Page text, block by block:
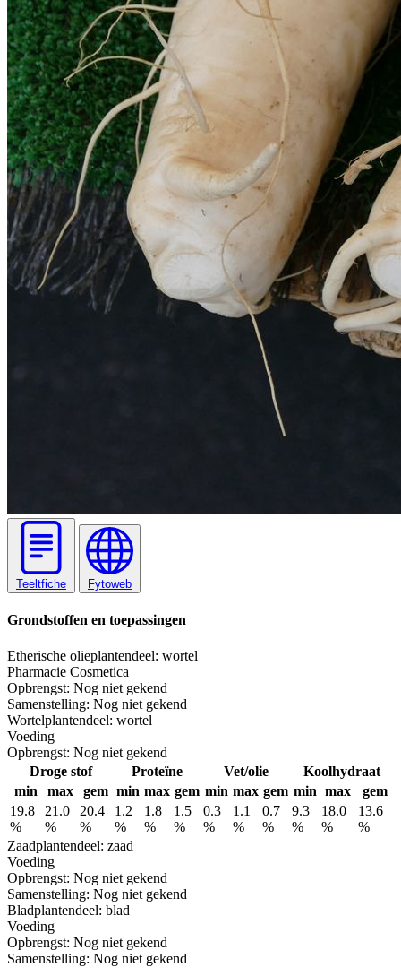
Teeltfiche Fytoweb
Grondstoffen en toepassingen
Etherische olieplantendeel: wortel
Pharmacie Cosmetica
Opbrengst: Nog niet gekend
Samenstelling: Nog niet gekend
Wortelplantendeel: wortel
Voeding
Opbrengst: Nog niet gekend
Droge stof
Proteïne Vet/olie
Koolhydraat
min
max gem min max gem min max gem min max
gem
19.8
%
21.0
%
20.4
%
1.2
%
1.8
%
1.5
%
0.3
%
1.1
%
0.7
%
9.3
%
18.0
%
13.6
%
Zaadplantendeel: zaad
Voeding
Opbrengst: Nog niet gekend
Samenstelling: Nog niet gekend
Bladplantendeel: blad
Voeding
Opbrengst: Nog niet gekend
Samenstelling: Nog niet gekend